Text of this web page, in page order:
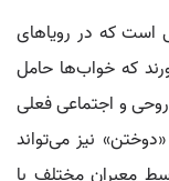
است که در رویاهای
که خواب‌ها حامل
روحی و اجتماعی فعلی
نیز می‌تواند